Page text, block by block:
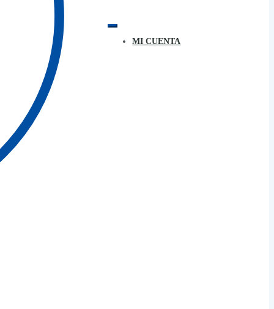
MI CUENTA